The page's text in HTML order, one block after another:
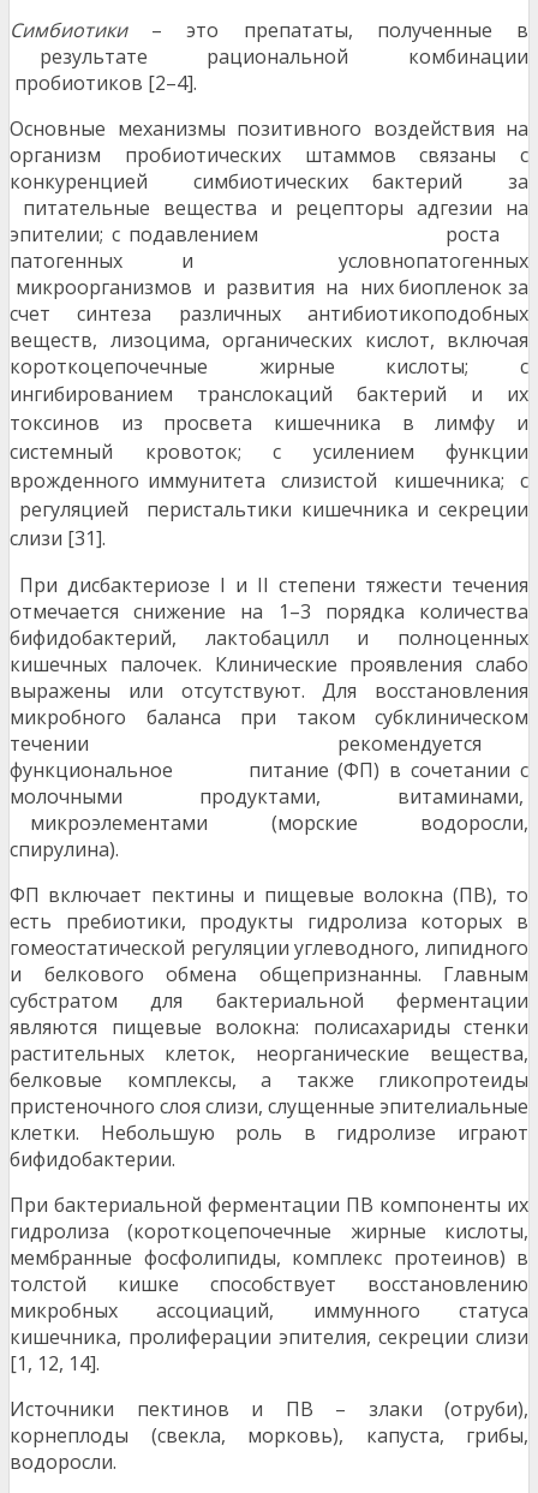
Симбиотики – это препататы, полученные в
результате рациональной комбинации
пробиотиков [2–4].
Основные механизмы позитивного воздействия на
организм пробиотических штаммов связаны с
конкуренцией симбиотических бактерий за
питательные вещества и рецепторы адгезии на
эпителии; с подавлением роста
патогенных и условнопатогенных
микроорганизмов и развития на них биопленок за
счет синтеза различных антибиотикоподобных
веществ, лизоцима, органических кислот, включая
короткоцепочечные жирные кислоты; с
ингибированием транслокаций бактерий и их
токсинов из просвета кишечника в лимфу и
системный кровоток; с усилением функции
врожденного иммунитета слизистой кишечника; с
регуляцией перистальтики кишечника и секреции
слизи [31].
При дисбактериозе I и II степени тяжести течения
отмечается снижение на 1–3 порядка количества
бифидобактерий, лактобацилл и полноценных
кишечных палочек. Клинические проявления слабо
выражены или отсутствуют. Для восстановления
микробного баланса при таком субклиническом
течении рекомендуется
функциональное питание (ФП) в сочетании с
молочными продуктами, витаминами,
микроэлементами (морские водоросли,
спирулина).
ФП включает пектины и пищевые волокна (ПВ), то
есть пребиотики, продукты гидролиза которых в
гомеостатической регуляции углеводного, липидного
и белкового обмена общепризнанны. Главным
субстратом для бактериальной ферментации
являются пищевые волокна: полисахариды стенки
растительных клеток, неорганические вещества,
белковые комплексы, а также гликопротеиды
пристеночного слоя слизи, слущенные эпителиальные
клетки. Небольшую роль в гидролизе играют
бифидобактерии.
При бактериальной ферментации ПВ компоненты их
гидролиза (короткоцепочечные жирные кислоты,
мембранные фосфолипиды, комплекс протеинов) в
толстой кишке способствует восстановлению
микробных ассоциаций, иммунного статуса
кишечника, пролиферации эпителия, секреции слизи
[1, 12, 14].
Источники пектинов и ПВ – злаки (отруби),
корнеплоды (свекла, морковь), капуста, грибы,
водоросли.